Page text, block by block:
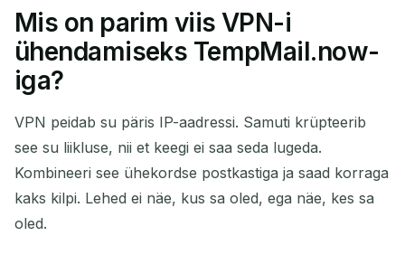
Mis on parim viis VPN-i
ühendamiseks TempMail.now-
iga?
VPN peidab su päris IP-aadressi. Samuti krüpteerib
see su liikluse, nii et keegi ei saa seda lugeda.
Kombineeri see ühekordse postkastiga ja saad korraga
kaks kilpi. Lehed ei näe, kus sa oled, ega näe, kes sa
oled.